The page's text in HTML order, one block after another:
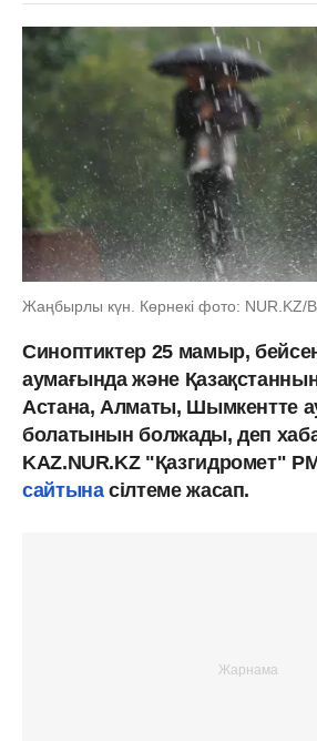
Жаңбырлы күн. Көрнекі фото: NUR.KZ/
Синоптиктер 25 мамыр,
аумағында және
Астана, Алматы, Шымкентте
болатынын болжады, деп
KAZ.NUR.KZ "Қазгидромет"
сайтынасілтеме жасап.